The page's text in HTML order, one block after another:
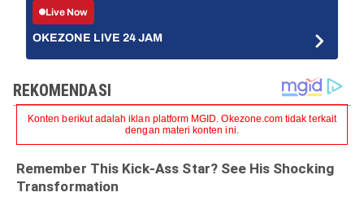
Live Now
OKEZONE LIVE 24 JAM